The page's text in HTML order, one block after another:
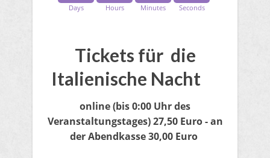
Days Hours Minutes Seconds
Tickets für die
Italienische Nacht
online(bis 0:00 Uhr des
Veranstaltungstages)27,50 Euro - an
der Abendkasse 30,00 Euro